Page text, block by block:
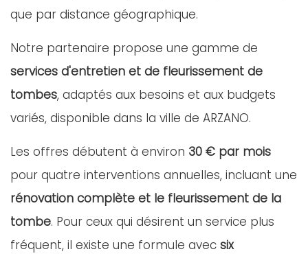
que par distance géographique.
Notre partenaire propose une gamme de
services d'entretien et de fleurissement de
tombes, adaptés aux besoins et aux budgets
variés, disponible dans la ville de ARZANO.
Les offres débutent à environ 30 € par mois
pour quatre interventions annuelles, incluant une
rénovation complète et le fleurissement de la
tombe. Pour ceux qui désirent un service plus
fréquent, il existe une formule avec six